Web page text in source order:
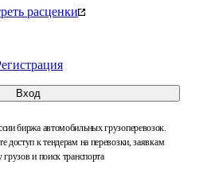
расценки
Вход
биржа автомобильных грузоперевозок.
доступ к тендерам на перевозки, заявкам
грузов и поиск транспорта